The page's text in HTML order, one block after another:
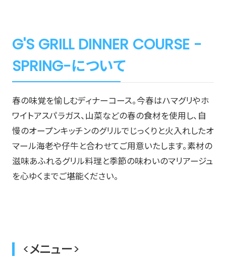
G'S GRILL DINNER COURSE -
SPRING-について
春の味覚を愉しむディナーコース。今春はハマグリやホ
ワイトアスパラガス、山菜などの春の食材を使用し、自
慢のオープンキッチンのグリルでじっくりと火入れしたオ
マール海老や仔牛と合わせてご用意いたします。素材の
滋味あふれるグリル料理と季節の味わいのマリアージュ
を心ゆくまでご堪能ください。
<メニュー>